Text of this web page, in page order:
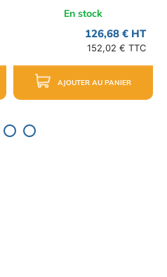
En stock
126,68 € HT
152,02 € TTC
AJOUTER AU PANIER